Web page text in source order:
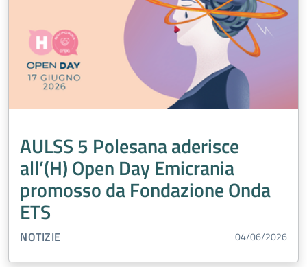
AULSS 5 Polesana aderisce
all’(H) Open Day Emicrania
promosso da Fondazione Onda
ETS
TIPO CONTENUTO:
NOTIZIE 04/06/2026